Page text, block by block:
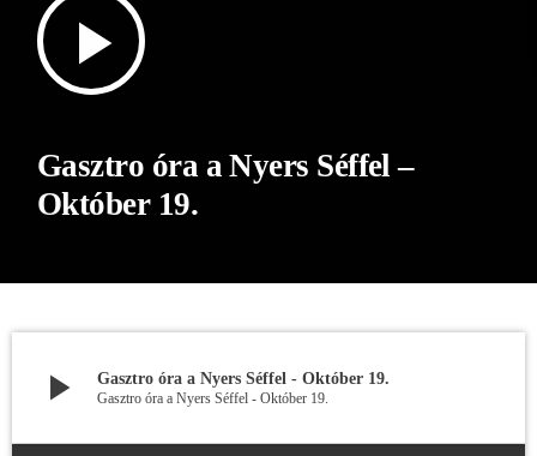
play_arrow
Gasztro óra a Nyers Séffel –
Október 19.
play_arrow Gasztro óra a Nyers Séffel - Október 19.
Gasztro óra a Nyers Séffel - Október 19.